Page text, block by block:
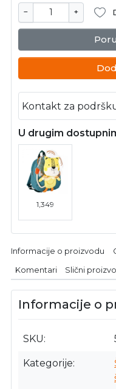
− +
Kontakt za
U drugim
1,349
Informacije o proizvodu
Komentari Slični
Informacije o
SKU
Kategorije